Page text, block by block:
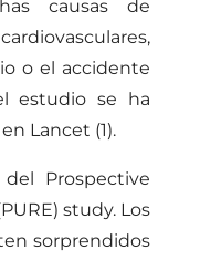
causas de
o el accidente
estudio se ha
Lancet (1).
Prospective
study. Los
sorprendidos